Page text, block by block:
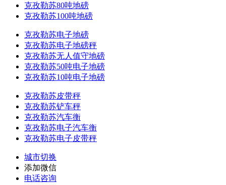
克孜勒苏80吨地磅
克孜勒苏100吨地磅
克孜勒苏电子地磅
克孜勒苏电子地磅秤
克孜勒苏无人值守地磅
克孜勒苏50吨电子地磅
克孜勒苏10吨电子地磅
克孜勒苏皮带秤
克孜勒苏铲车秤
克孜勒苏汽车衡
克孜勒苏电子汽车衡
克孜勒苏电子皮带秤
城市切换
添加微信
电话咨询